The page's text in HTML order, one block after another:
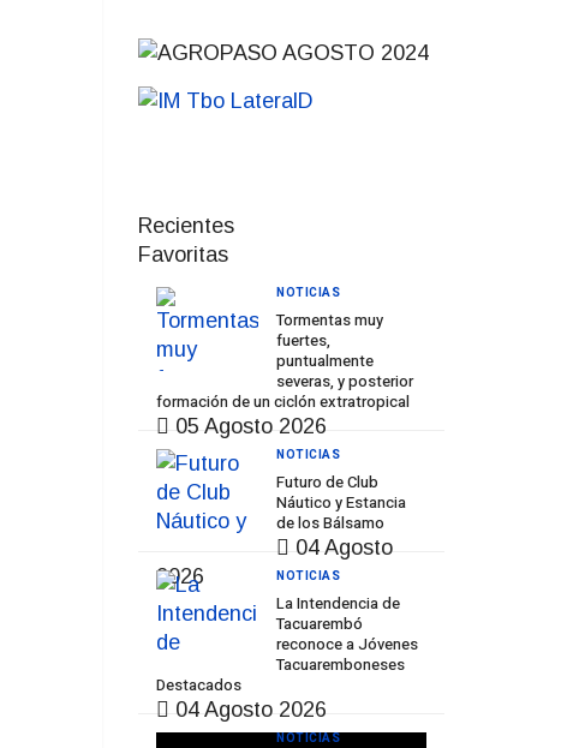
Recientes
Favoritas
Tormentas muy
fuertes,
puntualmente
severas, y posterior
formación de un ciclón extratropical
05 Agosto 2026
NOTICIAS
Futuro de Club
Náutico y Estancia
de los Bálsamo
04 Agosto
2026
NOTICIAS
La Intendencia de
Tacuarembó
reconoce a Jóvenes
Tacuaremboneses
Destacados
04 Agosto 2026
NOTICIAS
NOTICIAS